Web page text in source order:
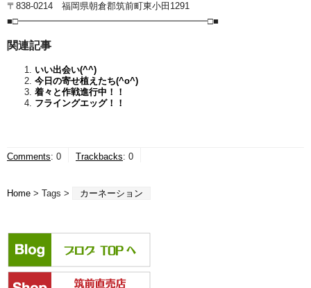
〒838-0214 福岡県朝倉郡筑前町東小田1291
■□━━━━━━━━━━━━━━━━━━━━━□■
関連記事
いい出会い(^^)
今日の寄せ植えたち(^o^)
着々と作戦進行中！！
フライングエッグ！！
Comments: 0 Trackbacks: 0
Home > Tags > カーネーション